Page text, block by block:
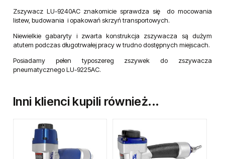
Zszywacz LU-9240AC znakomicie sprawdza się do mocowania
listew, budowania i opakowań skrzyń transportowych.
Niewielkie gabaryty i zwarta konstrukcja zszywacza są dużym
atutem podczas długotrwałej pracy w trudno dostępnych miejscach.
Posiadamy pełen typoszereg zszywek do zszywacza
pneumatycznego LU-9225AC.
Inni klienci kupili również...